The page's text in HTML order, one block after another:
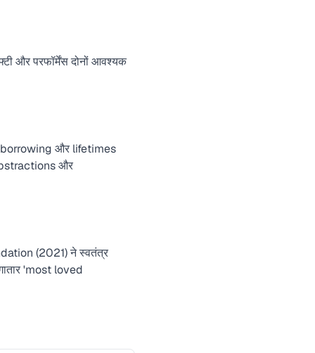
और परफॉर्मेंस दोनों आवश्यक
borrowing और lifetimes
और
(2021) ने स्वतंत्र
'most loved